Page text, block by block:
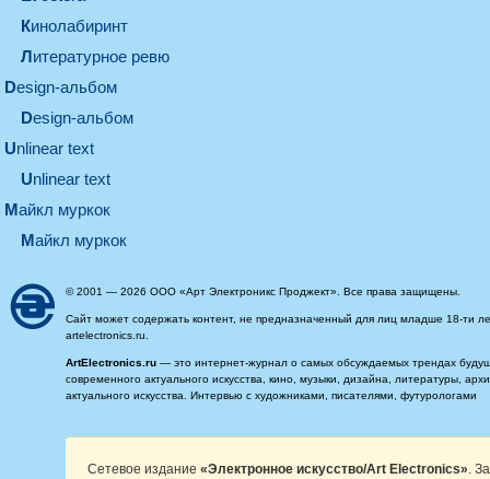
кинолабиринт
литературное ревю
design-альбом
design-альбом
unlinear text
Unlinear text
майкл муркок
майкл муркок
© 2001 — 2026 ООО «Арт Электроникс Проджект». Все права защищены.
Сайт может содержать контент, не предназначенный для лиц младше 18-ти
artelectronics.ru.
ArtElectronics.ru — это интернет-журнал о самых обсуждаемых трендах
современного актуального искусства, кино, музыки, дизайна, литературы,
актуального искусства. Интервью с художниками, писателями, футурологами
Сетевое издание «Электронное искусство/Art Electronics» .